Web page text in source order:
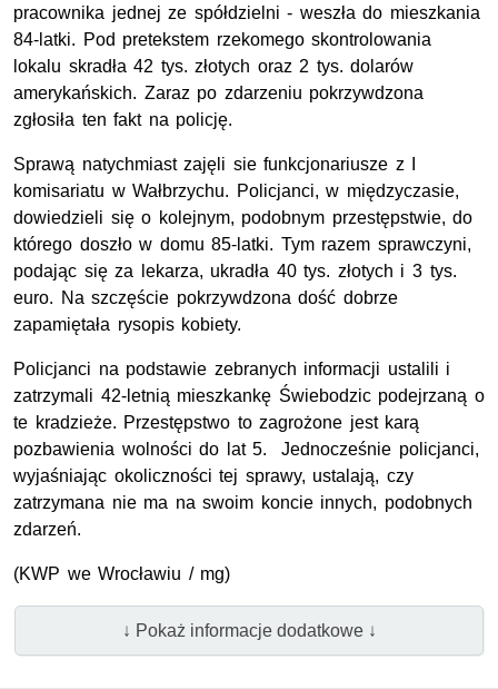
pracownika jednej ze spółdzielni - weszła do mieszkania
84-latki. Pod pretekstem rzekomego skontrolowania
lokalu skradła 42 tys. złotych oraz 2 tys. dolarów
amerykańskich. Zaraz po zdarzeniu pokrzywdzona
zgłosiła ten fakt na policję.
Sprawą natychmiast zajęli sie funkcjonariusze z I
komisariatu w Wałbrzychu. Policjanci, w międzyczasie,
dowiedzieli się o kolejnym, podobnym przestępstwie, do
którego doszło w domu 85-latki. Tym razem sprawczyni,
podając się za lekarza, ukradła 40 tys. złotych i 3 tys.
euro. Na szczęście pokrzywdzona dość dobrze
zapamiętała rysopis kobiety.
Policjanci na podstawie zebranych informacji ustalili i
zatrzymali 42-letnią mieszkankę Świebodzic podejrzaną o
te kradzieże. Przestępstwo to zagrożone jest karą
pozbawienia wolności do lat 5. Jednocześnie policjanci,
wyjaśniając okoliczności tej sprawy, ustalają, czy
zatrzymana nie ma na swoim koncie innych, podobnych
zdarzeń.
(KWP we Wrocławiu / mg)
↓ Pokaż informacje dodatkowe ↓